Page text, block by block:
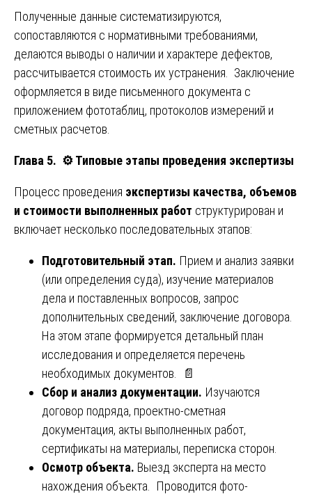
Полученные данные систематизируются,
сопоставляются с нормативными требованиями,
делаются выводы о наличии и характере дефектов,
рассчитывается стоимость их устранения. Заключение
оформляется в виде письменного документа с
приложением фототаблиц, протоколов измерений и
сметных расчетов.
Глава 5. ⚙️Типовые этапы проведения экспертизы
Процесс проведения экспертизы качества, объемов
и стоимости выполненных работ структурирован и
включает несколько последовательных этапов:
Подготовительный этап. Прием и анализ заявки
(или определения суда), изучение материалов
дела и поставленных вопросов, запрос
дополнительных сведений, заключение договора.
На этом этапе формируется детальный план
исследования и определяется перечень
необходимых документов. 📄
Сбор и анализ документации. Изучаются
договор подряда, проектно-сметная
документация, акты выполненных работ,
сертификаты на материалы, переписка сторон.
Осмотр объекта. Выезд эксперта на место
нахождения объекта. Проводится фото-